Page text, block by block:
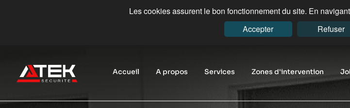
Les cookies assurent le bon fonctionnement du site. En
Accepter
Refuser
Accueil A propos Services Zones d'intervention